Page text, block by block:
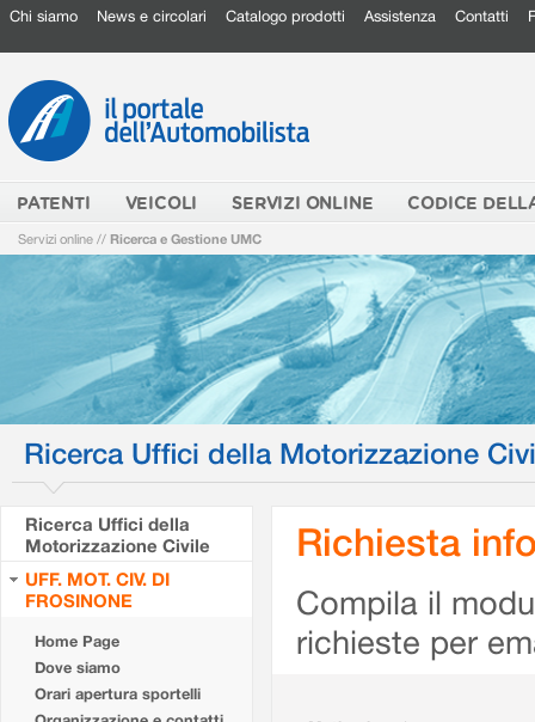
Chi siamo News e circolari Catalogo prodotti Assistenza Contatti
PATENTI VEICOLI SERVIZI ONLINE CODICE
Servizi online // Ricerca e Gestione UMC
Ricerca Uffici della Motorizzazione
Ricerca Uffici della
Motorizzazione Civile
UFF. MOT. CIV. DI
FROSINONE
Home Page
Dove siamo
Orari apertura sportelli
Richiesta
Compila il
richieste per